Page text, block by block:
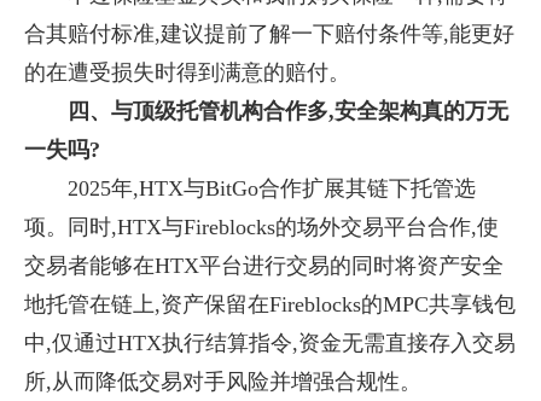
合其赔付标准,建议提前了解一下赔付条件等,能更好
的在遭受损失时得到满意的赔付。
四、与顶级托管机构合作多,安全架构真的万无
一失吗?
2025年,HTX与BitGo合作扩展其链下托管选
项。同时,HTX与Fireblocks的场外交易平台合作,使
交易者能够在HTX平台进行交易的同时将资产安全
地托管在链上,资产保留在Fireblocks的MPC共享钱包
中,仅通过HTX执行结算指令,资金无需直接存入交易
所,从而降低交易对手风险并增强合规性。